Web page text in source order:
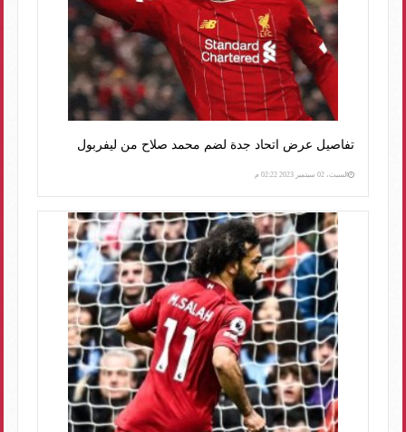
تفاصيل عرض اتحاد جدة لضم محمد صلاح من ليفربول
السبت، 02 سبتمبر 2023 02:22 م